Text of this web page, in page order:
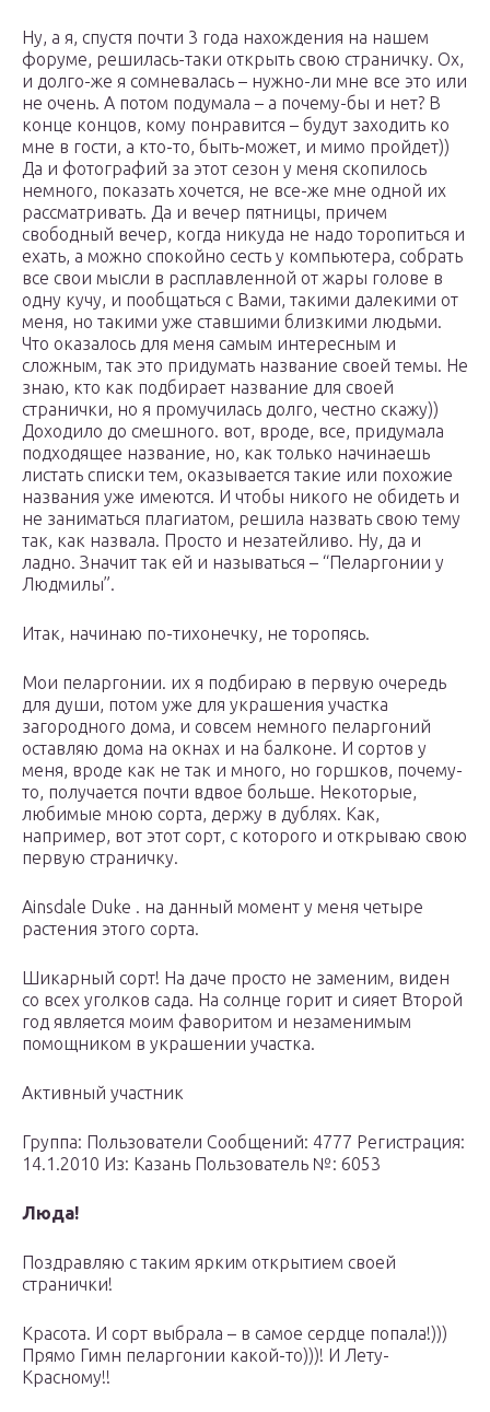
Ну, а я, спустя почти 3 года нахождения на нашем
форуме, решилась-таки открыть свою страничку. Ох,
и долго-же я сомневалась – нужно-ли мне все это или
не очень. А потом подумала – а почему-бы и нет? В
конце концов, кому понравится – будут заходить ко
мне в гости, а кто-то, быть-может, и мимо пройдет))
Да и фотографий за этот сезон у меня скопилось
немного, показать хочется, не все-же мне одной их
рассматривать. Да и вечер пятницы, причем
свободный вечер, когда никуда не надо торопиться и
ехать, а можно спокойно сесть у компьютера, собрать
все свои мысли в расплавленной от жары голове в
одну кучу, и пообщаться с Вами, такими далекими от
меня, но такими уже ставшими близкими людьми.
Что оказалось для меня самым интересным и
сложным, так это придумать название своей темы. Не
знаю, кто как подбирает название для своей
странички, но я промучилась долго, честно скажу))
Доходило до смешного. вот, вроде, все, придумала
подходящее название, но, как только начинаешь
листать списки тем, оказывается такие или похожие
названия уже имеются. И чтобы никого не обидеть и
не заниматься плагиатом, решила назвать свою тему
так, как назвала. Просто и незатейливо. Ну, да и
ладно. Значит так ей и называться – “Пеларгонии у
Людмилы”.
Итак, начинаю по-тихонечку, не торопясь.
Мои пеларгонии. их я подбираю в первую очередь
для души, потом уже для украшения участка
загородного дома, и совсем немного пеларгоний
оставляю дома на окнах и на балконе. И сортов у
меня, вроде как не так и много, но горшков, почему-
то, получается почти вдвое больше. Некоторые,
любимые мною сорта, держу в дублях. Как,
например, вот этот сорт, с которого и открываю свою
первую страничку.
Ainsdale Duke . на данный момент у меня четыре
растения этого сорта.
Шикарный сорт! На даче просто не заменим, виден
со всех уголков сада. На солнце горит и сияет Второй
год является моим фаворитом и незаменимым
помощником в украшении участка.
Активный участник
Группа: Пользователи Сообщений: 4777 Регистрация:
14.1.2010 Из: Казань Пользователь №: 6053
Люда!
Поздравляю с таким ярким открытием своей
странички!
Красота. И сорт выбрала – в самое сердце попала!)))
Прямо Гимн пеларгонии какой-то)))! И Лету-
Красному!!